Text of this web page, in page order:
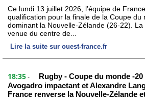
Ce lundi 13 juillet 2026, l’équipe de
qualification pour la finale de la Coupe du
dominant la Nouvelle-Zélande (26-22).
venue du centre de...
Lire la suite sur ouest-france.fr
18:35 -
Rugby - Coupe du monde -
Avogadro impactant et Alexandre
France renverse la Nouvelle-Zélande